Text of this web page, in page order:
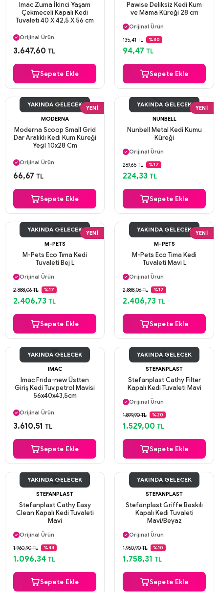
Imac Zuma İkinci Yaşam
Çekmeceli Kapalı Kedi
Tuvaleti 40 X 42,5 X 56 cm
Orijinal Ürün
Güvenli Ödeme
3.647,60 TL
Sepete Ekle
Pawise Deliksiz Kedi Kum
ve Mama Küreği 28 cm
Aynı Gün Kargo
Orijinal Ürün
Güvenli Ödeme
Aynı Gün Kargo
135,41 TL %30
94,47 TL
Sepete Ekle
YAKINDA GELECEK YENI
MODERNA
Moderna Scoop Small Grid
Dar Aralıklı Kedi Kum Küreği
Yeşil 10x28 Cm
Orijinal Ürün
Güvenli Ödeme
66,67 TL
Sepete Ekle
YAKINDA GELECEK YENI
NUNBELL
Nunbell Metal Kedi Kumu
Küreği
Aynı Gün Kargo
Orijinal Ürün
Güvenli Ödeme
Aynı Gün Kargo
269,65 TL %17
224,33 TL
Sepete Ekle
YAKINDA GELECEK YENI
M-PETS
M-Pets Eco Tıma Kedi
Tuvaleti Bej L
Aynı Gün Kargo
Orijinal Ürün
Güvenli Ödeme
Aynı Gün Kargo
2.888,06 TL %17
2.406,73 TL
Sepete Ekle
YAKINDA GELECEK YENI
M-PETS
M-Pets Eco Tıma Kedi
Tuvaleti Mavi L
Aynı Gün Kargo
Orijinal Ürün
Güvenli Ödeme
Aynı Gün Kargo
2.888,06 TL %17
2.406,73 TL
Sepete Ekle
YAKINDA GELECEK
IMAC
Imac Frıda-new Üstten
Giriş Kedi Tuv.petrol Mavisi
56x40x43,5cm
Orijinal Ürün
Güvenli Ödeme
3.610,51 TL
Sepete Ekle
YAKINDA GELECEK
STEFANPLAST
Stefanplast Cathy Filter
Kapalı Kedi Tuvaleti Mavi
Aynı Gün Kargo
Orijinal Ürün
Güvenli Ödeme
Aynı Gün Kargo
1.899,90 TL %20
1.529,00 TL
Sepete Ekle
YAKINDA GELECEK
STEFANPLAST
Stefanplast Cathy Easy
Clean Kapalı Kedi Tuvaleti
Mavi
Aynı Gün Kargo
Orijinal Ürün
Güvenli Ödeme
Aynı Gün Kargo
1.960,90 TL %44
1.096,34 TL
Sepete Ekle
YAKINDA GELECEK
STEFANPLAST
Stefanplast Griffe Baskılı
Kapalı Kedi Tuvaleti
Mavi/Beyaz
Aynı Gün Kargo
Orijinal Ürün
Güvenli Ödeme
Aynı Gün Kargo
1.960,90 TL %10
1.758,31 TL
Sepete Ekle